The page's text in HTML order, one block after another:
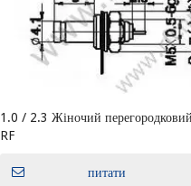
1.0 / 2.3 Жіночий
RF
питати